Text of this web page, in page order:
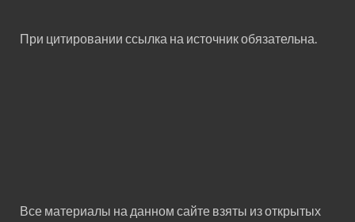
При цитировании ссылка на источник обязательна.
Все материалы на данном сайте взяты из открытых